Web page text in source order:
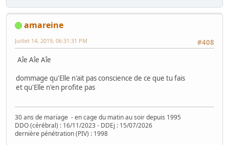
amareine
#408
Juillet 14, 2019, 06:31:31 PM
Aîe Aîe Aîe
dommage qu'Elle n'ait pas conscience de ce que tu fais
et qu'Elle n'en profite pas
30 ans de mariage - en cage du matin au soir depuis 1995
DDO (cérébral) : 16/11/2023 - DDEj : 15/07/2026
dernière pénétration (PIV) : 1998